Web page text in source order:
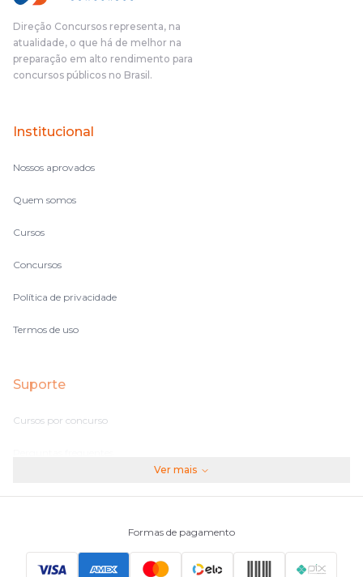
Direção Concursos representa, na
atualidade, o que há de melhor na
preparação em alto rendimento para
concursos públicos no Brasil.
Institucional
Nossos aprovados
Quem somos
Cursos
Concursos
Política de privacidade
Termos de uso
Suporte
Cursos por concurso
Principais Concursos
Ver mais
Formas de pagamento